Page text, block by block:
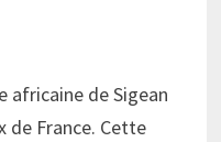
africaine de Sigean
de France. Cette